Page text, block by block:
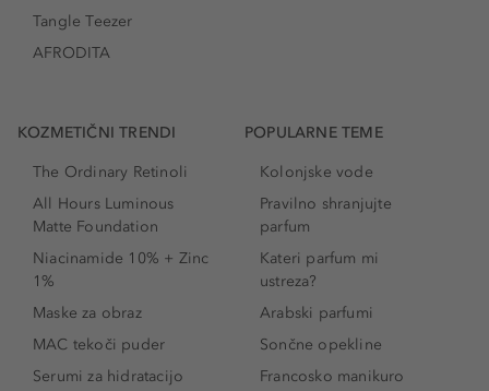
Tangle Teezer
AFRODITA
KOZMETIČNI TRENDI
The Ordinary Retinoli
All Hours Luminous
Matte Foundation
Niacinamide 10% + Zinc
1%
Maske za obraz
MAC tekoči puder
Serumi za hidratacijo
POPULARNE TEME
Kolonjske vode
Pravilno shranjujte
parfum
Kateri parfum mi
ustreza?
Arabski parfumi
Sončne opekline
Francosko manikuro